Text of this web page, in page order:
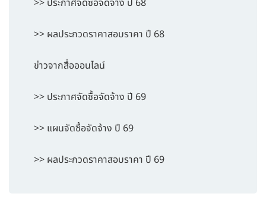
>> ผลประกวดราคาสอบราคา ปี 68
ข่าวจากสื่อออนไลน์
>> ประกาศจัดซื้อจัดจ้าง ปี 69
>> แผนจัดซื้อจัดจ้าง ปี 69
>> ผลประกวดราคาสอบราคา ปี 69